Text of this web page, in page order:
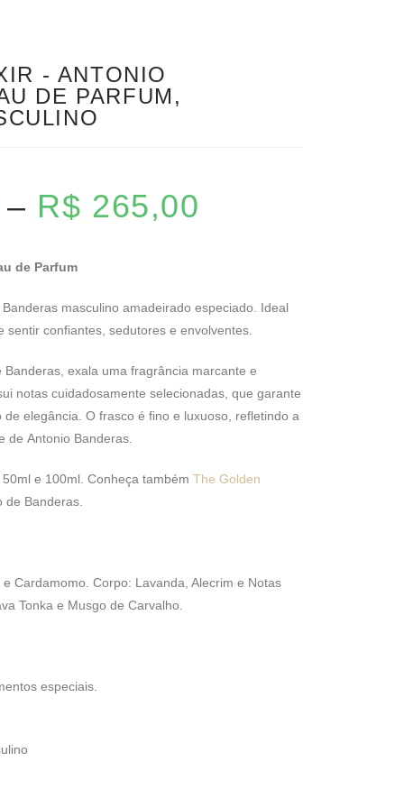
- ANTONIO
DE PARFUM,
– R$ 265,00
de Parfum
masculino amadeirado especiado. Ideal
sentir confiantes, sedutores e envolventes.
exala uma fragrância marcante e
notas cuidadosamente selecionadas, que garante
elegância. O frasco é fino e luxuoso, refletindo a
de Antonio Banderas.
e 100ml. Conheça também The Golden
de Banderas.
Cardamomo. Corpo: Lavanda, Alecrim e Notas
Tonka e Musgo de Carvalho.
especiais.